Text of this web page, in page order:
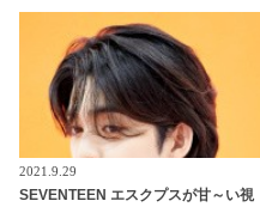
2021.9.29
SEVENTEEN エスクプスが甘～い視